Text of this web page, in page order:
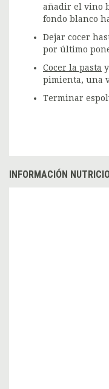
añadir el vino
fondo blanco
Dejar cocer
por último
Cocer la pasta
pimienta, una
Terminar
INFORMACIÓN